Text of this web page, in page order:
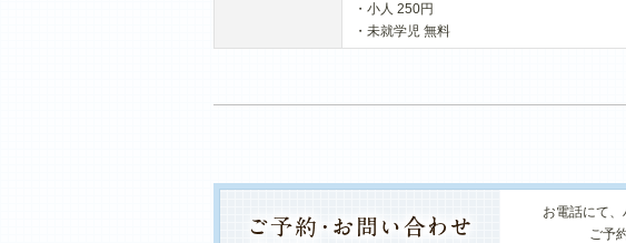
・小人 250円
・未就学児 無料
お電話にて
ご予